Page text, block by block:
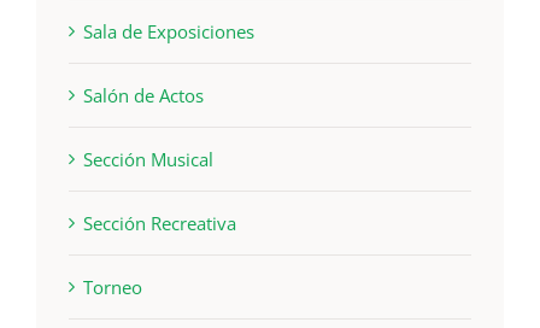
Sala de Exposiciones
Salón de Actos
Sección Musical
Sección Recreativa
Torneo